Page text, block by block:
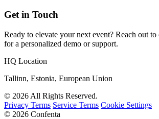
Get in Touch
Ready to elevate your next event? Reach out
for a personalized demo or support.
HQ Location
Tallinn, Estonia, European Union
© 2026 All Rights Reserved.
Privacy Terms Service Terms Cookie Settings
© 2026 Confenta